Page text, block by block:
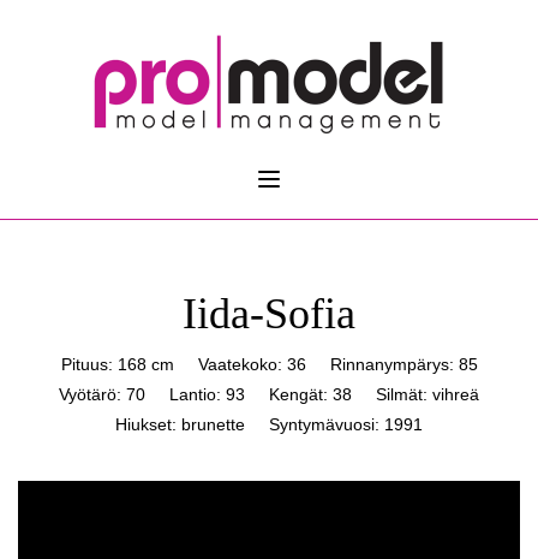
Iida-Sofia
Pituus: 168 cm Vaatekoko: 36
Rinnanympärys: 85
Vyötärö: 70
Lantio: 93 Kengät: 38
Silmät: vihreä
Hiukset: brunette
Syntymävuosi: 1991